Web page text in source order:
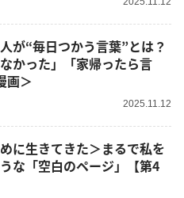
が“毎日つかう言葉”とは？
なかった」「家帰ったら言
画＞
2025.11.12
に生きてきた＞まるで私を
な「空白のページ」【第4